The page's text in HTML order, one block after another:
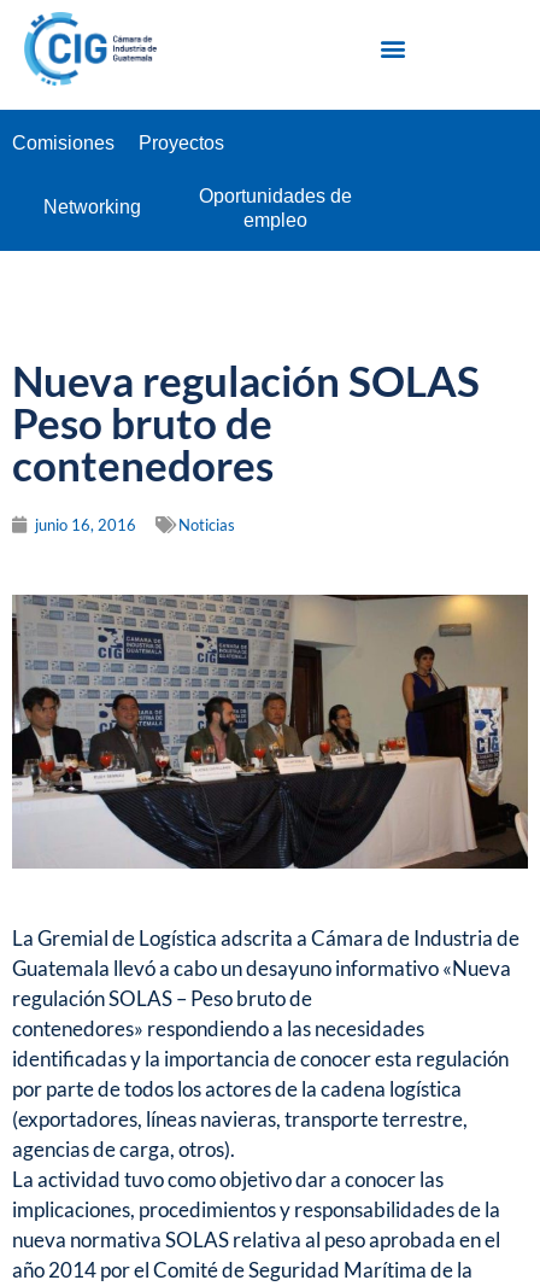
Comisiones Proyectos
Networking
Oportunidades de
empleo
Nueva regulación SOLAS
Peso bruto de
contenedores
junio 16, 2016 Noticias
La Gremial de Logística adscrita a Cámara de Industria de
Guatemala llevó a cabo un desayuno informativo «Nueva
regulación SOLAS – Peso bruto de
contenedores» respondiendo a las necesidades
identificadas y la importancia de conocer esta regulación
por parte de todos los actores de la cadena logística
(exportadores, líneas navieras, transporte terrestre,
agencias de carga, otros).
La actividad tuvo como objetivo dar a conocer las
implicaciones, procedimientos y responsabilidades de la
nueva normativa SOLAS relativa al peso aprobada en el
año 2014 por el Comité de Seguridad Marítima de la